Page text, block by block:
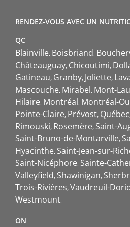
RENDEZ-VOUS AVEC UN
QC
Blainville Boisbriand
Châteauguay Chicoutimi
Gatineau Granby Joliette
Mascouche Mirabel Mont-
Hilaire Montréal Montréal-
Pointe-Claire Prévost Québec
Rimouski Rosemère Saint-
Saint-Bruno-de-Montarville
Hyacinthe Saint-Jean-sur-
Saint-Nicéphore Sainte-
Valleyfield Shawinigan
Trois-Rivières Vaudreuil-
Westmount
ON